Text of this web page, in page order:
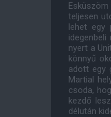
teljesen
lehet egy
nyert a
könnyű
adott egy
Martial
csoda,
kezdő
délután